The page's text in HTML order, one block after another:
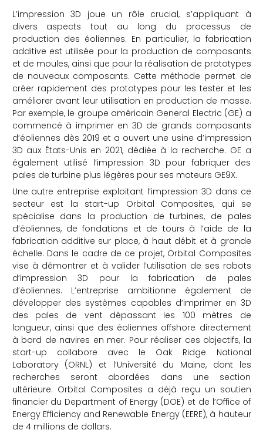
L’impression 3D joue un rôle crucial, s’appliquant à
divers aspects tout au long du processus de
production des éoliennes. En particulier, la fabrication
additive est utilisée pour la production de composants
et de moules, ainsi que pour la réalisation de prototypes
de nouveaux composants. Cette méthode permet de
créer rapidement des prototypes pour les tester et les
améliorer avant leur utilisation en production de masse.
Par exemple, le groupe américain General Electric (GE) a
commencé à imprimer en 3D de grands composants
d’éoliennes dès 2019 et a ouvert une usine d’impression
3D aux États-Unis en 2021, dédiée à la recherche. GE a
également utilisé l’impression 3D pour fabriquer des
pales de turbine plus légères pour ses moteurs GE9X.
Une autre entreprise exploitant l’impression 3D dans ce
secteur est la start-up Orbital Composites, qui se
spécialise dans la production de turbines, de pales
d’éoliennes, de fondations et de tours à l’aide de la
fabrication additive sur place, à haut débit et à grande
échelle. Dans le cadre de ce projet, Orbital Composites
vise à démontrer et à valider l’utilisation de ses robots
d’impression 3D pour la fabrication de pales
d’éoliennes. L’entreprise ambitionne également de
développer des systèmes capables d’imprimer en 3D
des pales de vent dépassant les 100 mètres de
longueur, ainsi que des éoliennes offshore directement
à bord de navires en mer. Pour réaliser ces objectifs, la
start-up collabore avec le Oak Ridge National
Laboratory (ORNL) et l’Université du Maine, dont les
recherches seront abordées dans une section
ultérieure. Orbital Composites a déjà reçu un soutien
financier du Department of Energy (DOE) et de l’Office of
Energy Efficiency and Renewable Energy (EERE), à hauteur
de 4 millions de dollars.